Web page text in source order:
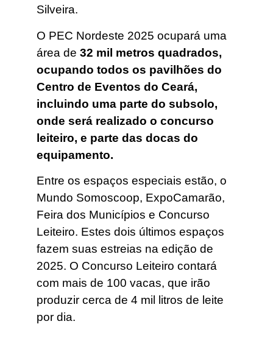
Silveira.
O PEC Nordeste 2025 ocupará uma
área de 32 mil metros quadrados,
ocupando todos os pavilhões do
Centro de Eventos do Ceará,
incluindo uma parte do subsolo,
onde será realizado o concurso
leiteiro, e parte das docas do
equipamento.
Entre os espaços especiais estão, o
Mundo Somoscoop, ExpoCamarão,
Feira dos Municípios e Concurso
Leiteiro. Estes dois últimos espaços
fazem suas estreias na edição de
2025. O Concurso Leiteiro contará
com mais de 100 vacas, que irão
produzir cerca de 4 mil litros de leite
por dia.